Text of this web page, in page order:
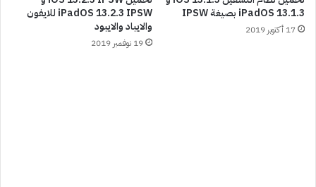
iPadOS 13.1.3 بصيغة IPSW
17 أكتوبر 2019
iPadOS 13.2.3 IPSW للايفون
والايباد والايبود
19 نوفمبر 2019